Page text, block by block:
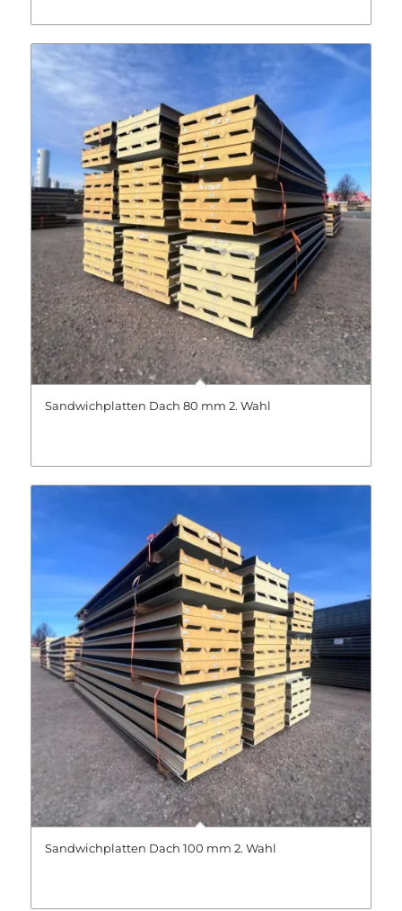
Sandwichplatten Dach 80 mm 2. Wahl
Sandwichplatten Dach 100 mm 2. Wahl